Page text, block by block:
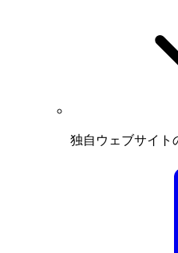
独自ウェブサイト